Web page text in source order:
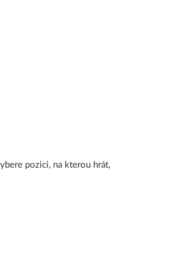
pozici, na kterou hrát,